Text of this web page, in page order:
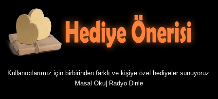
Kullanıcılarımız için birbirinden farklı ve kişiye özel hediyeler sunuyoruz.
Masal Oku| Radyo Dinle